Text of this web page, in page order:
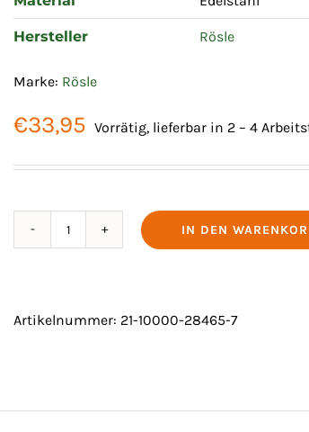
Hersteller Rösle
Marke: Rösle
€33,95 Vorrätig, lieferbar in 2 – 4
RUNDGRIFF-
CM
IN DEN
Artikelnummer: 21-10000-28465-7